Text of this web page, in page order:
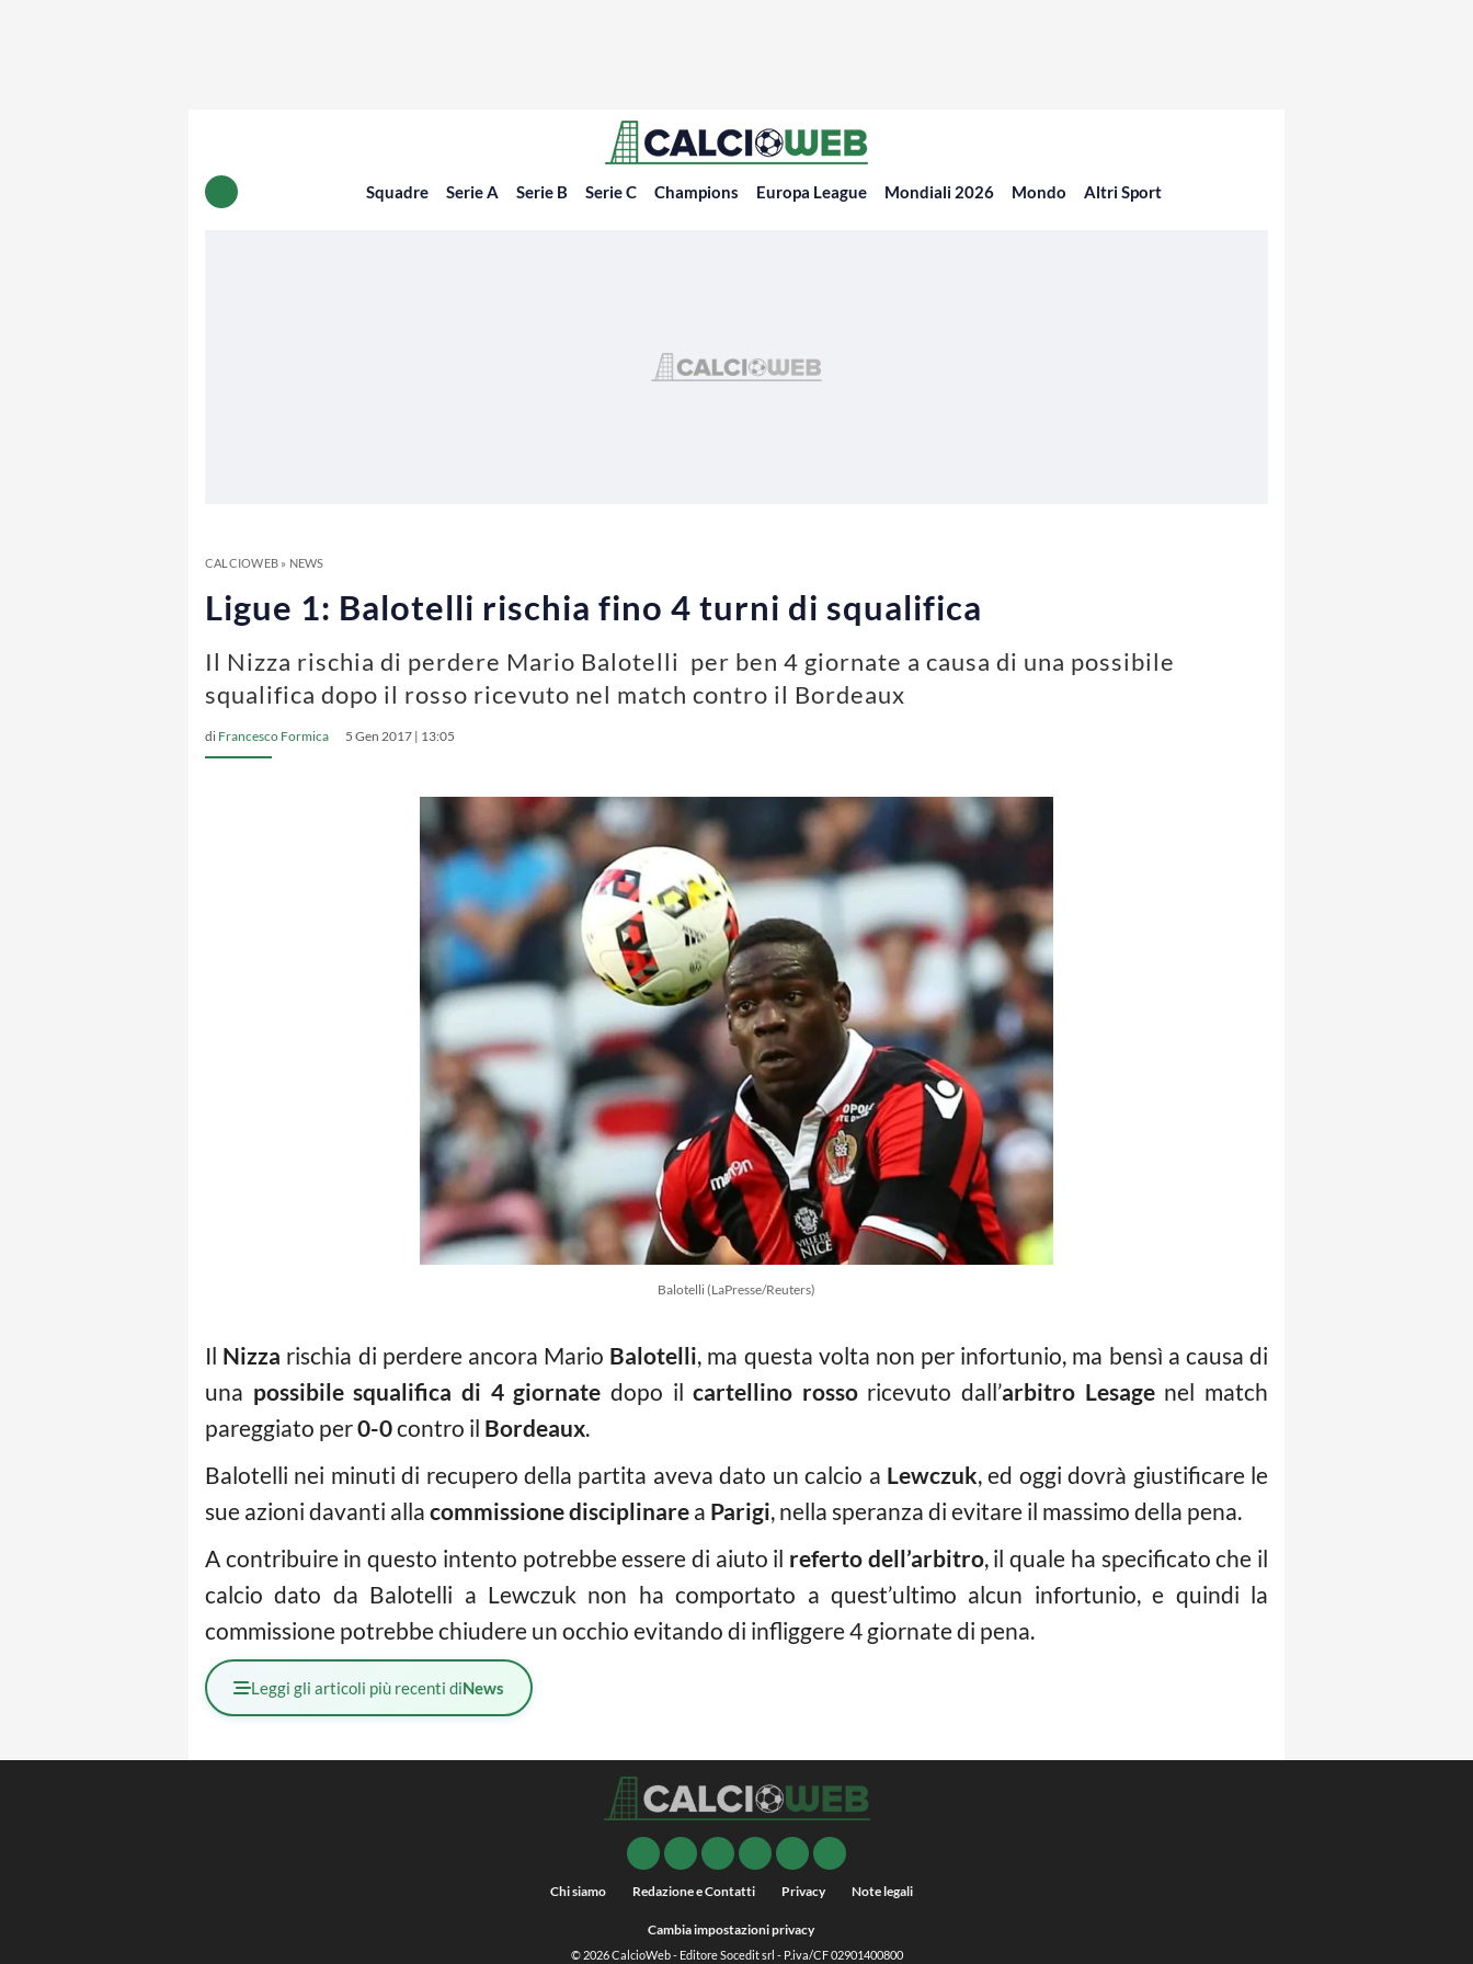
Squadre Serie A Serie B Serie C Champions Europa League Mondiali 2026 Mondo Altri Sport
CALCIOWEB» NEWS
Ligue 1: Balotelli rischia fino 4 turni di squalifica
Il Nizza rischia di perdere Mario Balotelli per ben 4 giornate a causa di una possibile
squalifica dopo il rosso ricevuto nel match contro il Bordeaux
di Francesco Formica 5 Gen 2017 | 13:05
Balotelli (LaPresse/Reuters)
Il Nizza rischia di perdere ancora Mario Balotelli, ma questa volta non per infortunio, ma bensì a causa di
una possibile squalifica di 4 giornate dopo ilcartellino rossoricevuto dall’arbitro Lesagenel match
pareggiato per0-0contro il Bordeaux.
Balotelli nei minuti di recupero della partita aveva dato un calcio a Lewczuk, ed oggi dovrà giustificare le
sue azioni davanti alla commissione disciplinare a Parigi, nella speranza di evitare il massimo della pena.
A contribuire in questo intento potrebbe essere di aiuto il referto dell’arbitro, il quale ha specificato che il
calcio dato da Balotelli a Lewczuk non ha comportato a quest’ultimo alcun infortunio, e quindi la
commissione potrebbe chiudere un occhio evitando di infliggere 4 giornate di pena.
Leggi gli articoli più recenti diNews
Chi siamo Redazione e Contatti Privacy Note legali
Cambia impostazioni privacy
© 2026CalcioWeb- Editore Socedit srl - P.iva/CF 02901400800